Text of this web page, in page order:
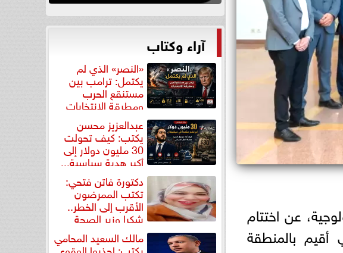
عن اختتام
بالمنطقة
آراء وكتاب
«النصر» الذي لم
يكتمل: ترامب بين
مستنقع الحرب
ومطرقة الانتخابات
عبدالعزيز محسن
يكتب: كيف تحولت
30 مليون دولار إلى
أكبر هدية سياسية...
دكتورة فاتن فتحي:
تكتب الممرضون
الأقرب إلى الخطر..
شكرا وزير الصحة
لتكريم... مالك السعيد المحامي
يكتب: إحذروا الوقوع